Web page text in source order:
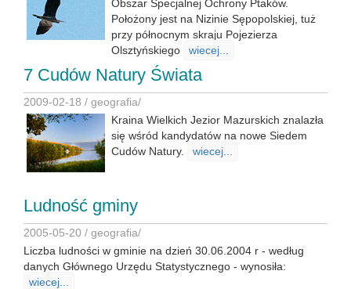
Obszar Specjalnej Ochrony Ptaków.
Położony jest na Nizinie Sępopolskiej, tuż
przy północnym skraju Pojezierza
Olsztyńskiego
wiecej...
7 Cudów Natury Świata
2009-02-18 / geografia/
Kraina Wielkich Jezior Mazurskich znalazła
się wśród kandydatów na nowe Siedem
Cudów Natury.
wiecej...
Ludność gminy
2005-05-20 / geografia/
Liczba ludności w gminie na dzień 30.06.2004 r - według
danych Głównego Urzędu Statystycznego - wynosiła:
wiecej...